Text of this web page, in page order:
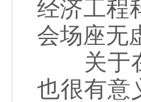
经济工程
会场座无
关于在
也很有意